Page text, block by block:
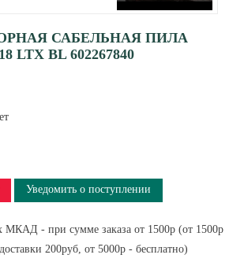
САБЕЛЬНАЯ ПИЛА
LTX BL 602267840
Уведомить о поступлении
МКАД - при сумме заказа от 1500р (от 1500р
200руб, от 5000р - бесплатно)